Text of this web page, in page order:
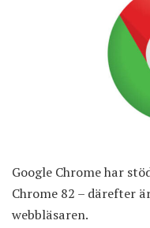
Google Chrome har
Chrome 82 – därefter
webbläsaren.